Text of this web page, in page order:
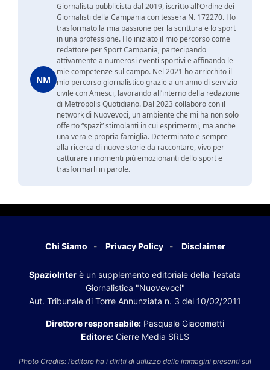
NM
Giornalista pubblicista dal 2019, iscritto all’Ordine dei
Giornalisti della Campania con tessera N. 172270. Ho
trasformato la mia passione per la scrittura e lo sport
in una professione. Ho iniziato il mio percorso come
redattore per Sport Campania, partecipando
attivamente a numerosi eventi sportivi e affinando le
mie competenze sul campo. Nel 2021 ho arricchito il
mio percorso giornalistico grazie a un anno di servizio
civile con Amesci, lavorando all’interno della redazione
di Metropolis Quotidiano. Dal 2023 collaboro con il
network di Nuovevoci, un ambiente che mi ha non solo
offerto “spazi” stimolanti in cui esprimermi, ma anche
una vera e propria famiglia. Determinato e sempre
alla ricerca di nuove storie da raccontare, vivo per
catturare i momenti più emozionanti dello sport e
trasformarli in parole.
Chi Siamo Privacy Policy Disclaimer
SpazioInter è un supplemento editoriale della Testata
Giornalistica "Nuovevoci"
Aut. Tribunale di Torre Annunziata n. 3 del 10/02/2011
Direttore responsabile: Pasquale Giacometti
Editore: Cierre Media SRLS
Photo Credits: l’editore ha i diritti di utilizzo delle immagini presenti sul